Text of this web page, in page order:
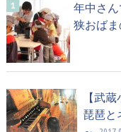
年中さ
狭おばま
【武
琵琶と